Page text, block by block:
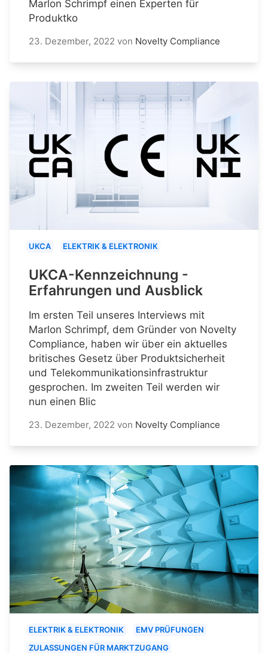
Marlon Schrimpf einen Experten für
Produktko
23. Dezember, 2022 von Novelty Compliance
UKCA ELEKTRIK & ELEKTRONIK
UKCA-Kennzeichnung -
Erfahrungen und Ausblick
Im ersten Teil unseres Interviews mit
Marlon Schrimpf, dem Gründer von Novelty
Compliance, haben wir über ein aktuelles
britisches Gesetz über Produktsicherheit
und Telekommunikationsinfrastruktur
gesprochen. Im zweiten Teil werden wir
nun einen Blic
23. Dezember, 2022 von Novelty Compliance
ELEKTRIK & ELEKTRONIK
EMV PRÜFUNGEN
ZULASSUNGEN FÜR MARKTZUGANG